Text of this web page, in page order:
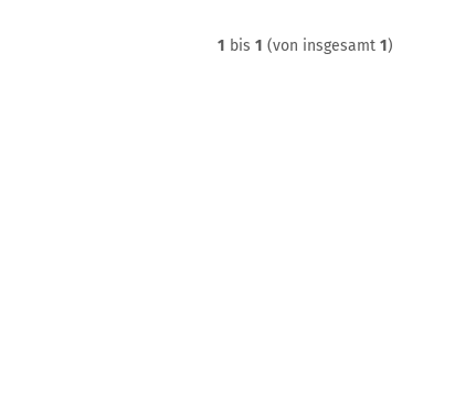
1 bis 1 (von insgesamt 1)